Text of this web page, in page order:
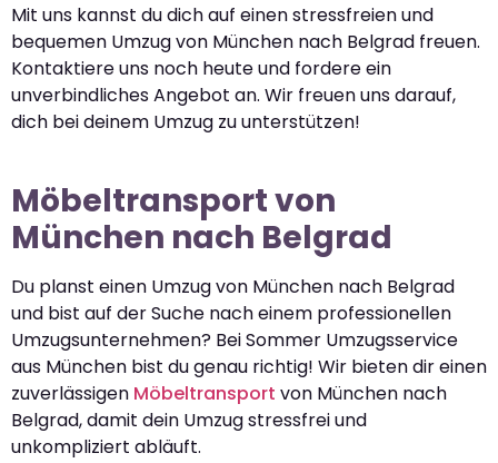
Mit uns kannst du dich auf einen stressfreien und
bequemen Umzug von München nach Belgrad freuen.
Kontaktiere uns noch heute und fordere ein
unverbindliches Angebot an. Wir freuen uns darauf,
dich bei deinem Umzug zu unterstützen!
Möbeltransport von
München nach Belgrad
Du planst einen Umzug von München nach Belgrad
und bist auf der Suche nach einem professionellen
Umzugsunternehmen? Bei Sommer Umzugsservice
aus München bist du genau richtig! Wir bieten dir einen
zuverlässigen Möbeltransport von München nach
Belgrad, damit dein Umzug stressfrei und
unkompliziert abläuft.